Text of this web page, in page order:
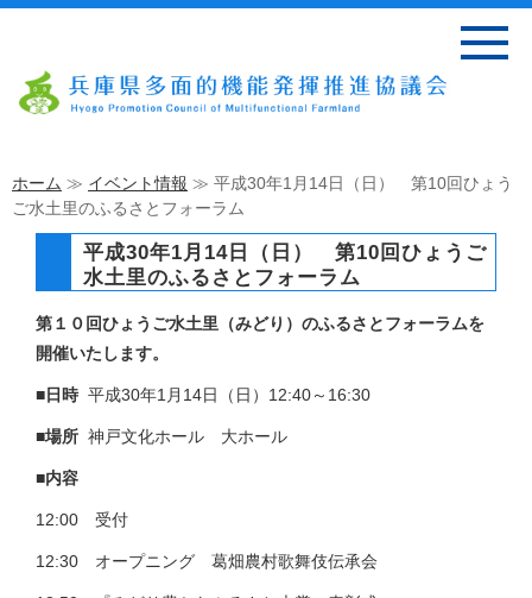
ホーム ≫ イベント情報 ≫ 平成30年1月14日（日） 第10回ひょう
ご水土里のふるさとフォーラム
平成30年1月14日（日） 第10回ひょうご
水土里のふるさとフォーラム
第１０回ひょうご水土里（みどり）のふるさとフォーラムを
開催いたします。
■日時 平成30年1月14日（日）12:40～16:30
■場所 神戸文化ホール 大ホール
■内容
12:00 受付
12:30 オープニング 葛畑農村歌舞伎伝承会